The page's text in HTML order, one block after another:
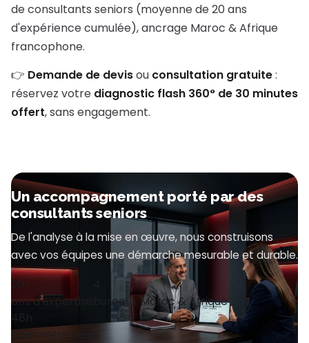
de consultants seniors (moyenne de 20 ans
d'expérience cumulée), ancrage Maroc & Afrique
francophone.
👉 Demande de devisou consultation gratuite:
réservez votre diagnostic flash 360° de 30 minutes
offert, sans engagement.
Un accompagnement porté par des
consultants seniors
De l'analyse à la mise en œuvre, nous construisons
avec vos équipes une démarche mesurable et durable.
20+
ans d'expertise
bureaux Maroc & Afrique
48h
pour votre devis